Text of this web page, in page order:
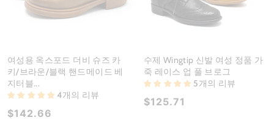
여성용 옥스포드 더비 슈즈 카
키/브라운/블랙 핸드메이드 베
지터블...
4개의 리뷰
$142.66
수제 Wingtip 신발 여성 정품 가
죽 레이스 업 풀 브로그
5개의 리뷰
$125.71